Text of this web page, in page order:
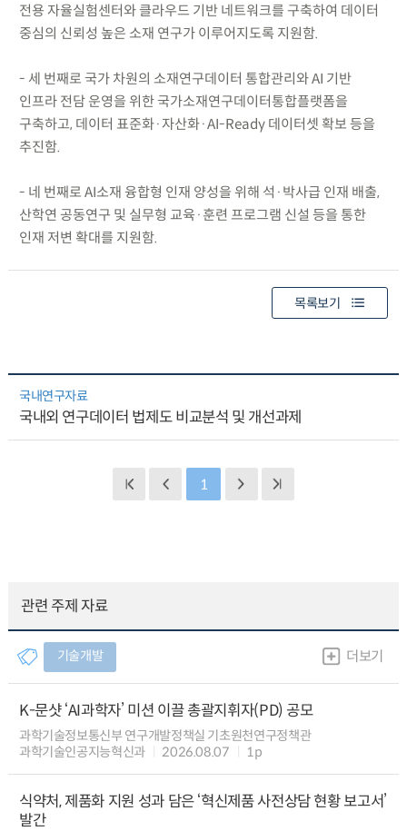
전용 자율실험센터와 클라우드 기반 네트워크를 구축하여 데이터
중심의 신뢰성 높은 소재 연구가 이루어지도록 지원함.
- 세 번째로 국가 차원의 소재연구데이터 통합관리와 AI 기반
인프라 전담 운영을 위한 국가소재연구데이터통합플랫폼을
구축하고, 데이터 표준화·자산화·AI-Ready 데이터셋 확보 등을
추진함.
- 네 번째로 AI소재 융합형 인재 양성을 위해 석·박사급 인재 배출,
산학연 공동연구 및 실무형 교육·훈련 프로그램 신설 등을 통한
인재 저변 확대를 지원함.
목록보기
국내연구자료
국내외 연구데이터 법제도 비교분석 및 개선과제
1
관련 주제 자료
기술개발 더보기
K-문샷 ‘AI과학자’ 미션 이끌 총괄지휘자(PD) 공모
과학기술정보통신부 연구개발정책실 기초원천연구정책관
과학기술인공지능혁신과
2026.08.07 1p
식약처, 제품화 지원 성과 담은 ‘혁신제품 사전상담 현황 보고서’
발간